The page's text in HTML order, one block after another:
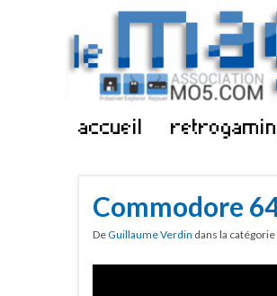
accueil
Commodore
DeGuillaume Verdin dans la catégorie